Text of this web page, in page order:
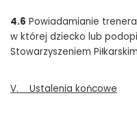
4.6 Powiadamianie
w której dziecko lub
Stowarzyszeniem
V. Ustalenia końcowe